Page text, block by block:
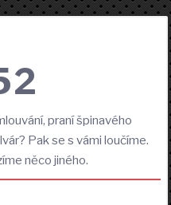
praní špinavého
Pak se s vámi loučíme.
něco jiného.